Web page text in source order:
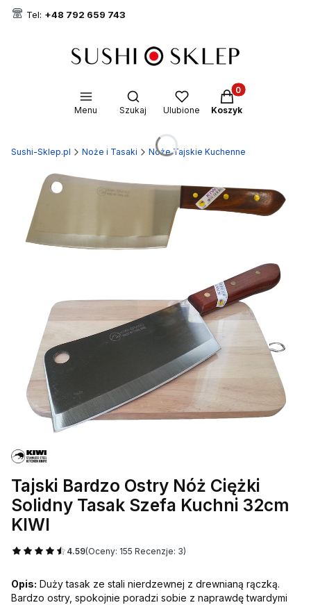
Tel: +48 792 659 743
Menu
Otwórz wyszukiwarkę
Szukaj Ulubione
Produkty w
Koszyk
Sushi-Sklep.pl Noże i Tasaki Noże Tajskie Kuchenne
Tajski Bardzo Ostry Nóż Ciężki
Solidny Tasak Szefa Kuchni 32cm
KIWI
4.59(Oceny: 155 Recenzje: 3)
Opis: Duży tasak ze stali nierdzewnej z drewnianą rączką.
Bardzo ostry, spokojnie poradzi sobie z naprawdę twardymi